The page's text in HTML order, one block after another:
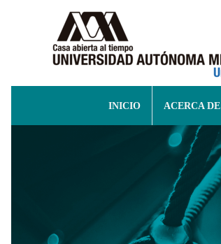
INICIO ACERCA DE